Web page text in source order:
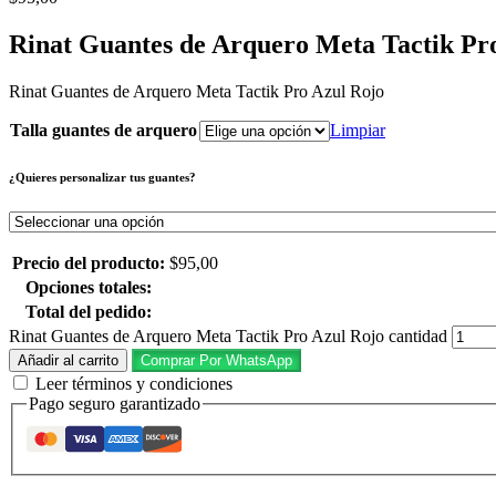
Rinat Guantes de Arquero Meta Tactik
Rinat Guantes de Arquero Meta Tactik Pro Azul Rojo
Talla guantes de arquero Limpiar
¿Quieres personalizar tus guantes?
Precio del producto: $95,00
Opciones totales:
Total del pedido:
Rinat Guantes de Arquero Meta Tactik Pro Azul Rojo cantidad
Añadir al carrito Comprar Por WhatsApp
Leer términos y condiciones
Pago seguro garantizado